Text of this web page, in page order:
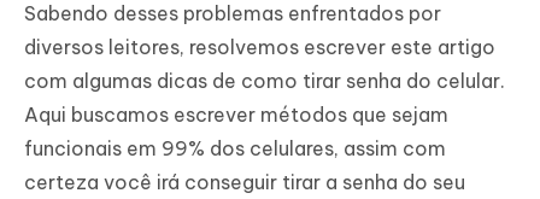
Sabendo desses problemas enfrentados por
diversos leitores, resolvemos escrever este artigo
com algumas dicas de como tirar senha do celular.
Aqui buscamos escrever métodos que sejam
funcionais em 99% dos celulares, assim com
certeza você irá conseguir tirar a senha do seu